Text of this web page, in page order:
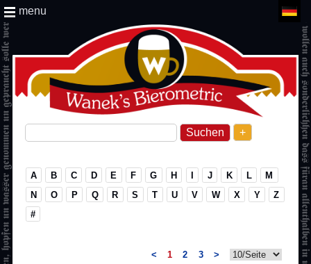
+
menu
A B C D E F G H I J K L
M
N
O P Q R S T U V W X Y
Z
#
< 1 2 3 >